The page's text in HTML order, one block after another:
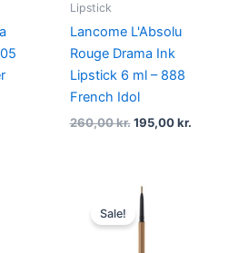
Lipstick
Lancome L'Absolu
Rouge Drama Ink
Lipstick 6 ml – 888
French Idol
260,00kr. 195,00kr.
Sale!
Original
price
was: